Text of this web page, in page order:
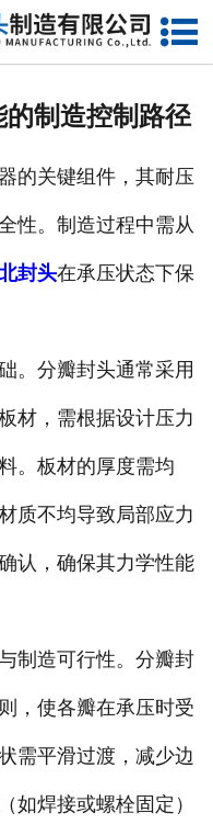
网站首页
成功案例
视频中心
发货现场
诚聘英才
制造控制路径
的关键组件，其耐压
性。制造过程中需从
封头在承压状态下保
分瓣封头通常采用
材，需根据设计压力
。板材的厚度需均
质不均导致局部应力
认，确保其力学性能
造可行性。分瓣封
，使各瓣在承压时受
需平滑过渡，减少边
如焊接或螺栓固定）